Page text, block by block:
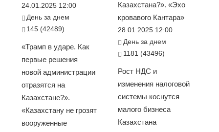
24.01.2025 12:00
День за днем
145 (42489)
«Трамп в ударе. Как
первые решения
новой администрации
отразятся на
Казахстане?».
«Казахстану не грозят
вооруженные
Казахстана?». «Эхо
кровавого Кантара»
28.01.2025 12:00
День за днем
1181 (43496)
Рост НДС и
изменения налоговой
системы коснутся
малого бизнеса
Казахстана